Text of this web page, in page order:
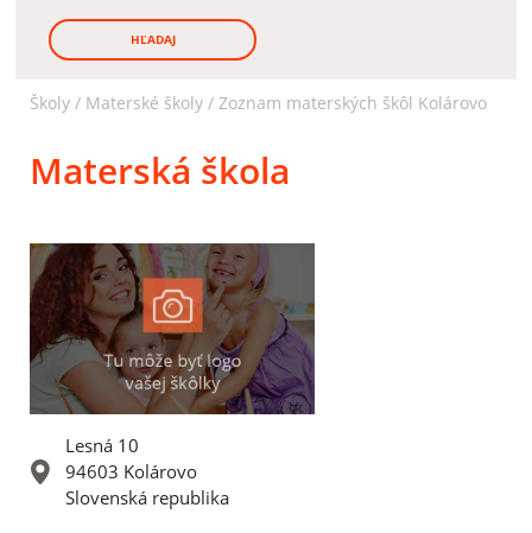
HĽADAJ
Školy / Materské školy / Zoznam materských škôl Kolárovo
Materská škola
Lesná 10
94603 Kolárovo
Slovenská republika